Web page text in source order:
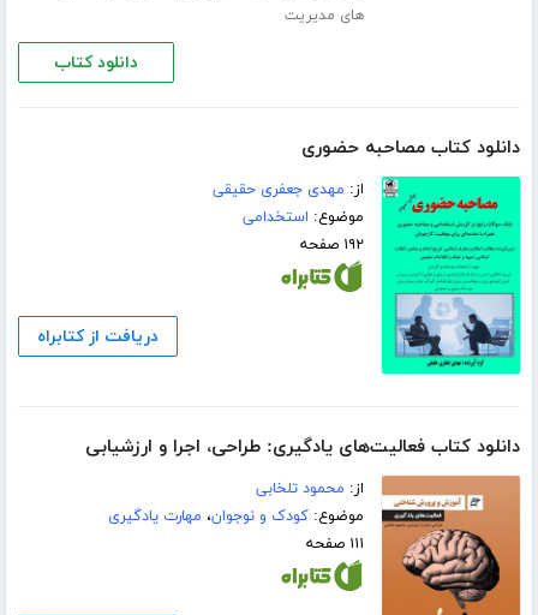
های مدیریت
دانلود کتاب
دانلود کتاب مصاحبه حضوری
از: مهدی جعفری حقیقی
موضوع: استخدامی
۱۹۲ صفحه
دریافت از کتابراه
دانلود کتاب فعالیت‌های یادگیری: طراحی، اجرا و ارزشیابی
از: محمود تلخابی
موضوع:کودک و نوجوان، مهارت یادگیری
۱۱۱ صفحه